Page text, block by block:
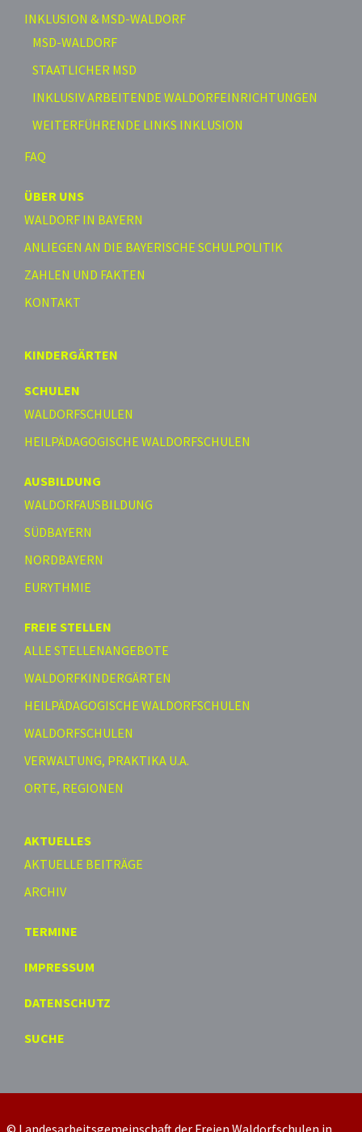
INKLUSION & MSD-WALDORF
MSD-WALDORF
STAATLICHER MSD
INKLUSIV ARBEITENDE WALDORFEINRICHTUNGEN
WEITERFÜHRENDE LINKS INKLUSION
FAQ
ÜBER UNS
WALDORF IN BAYERN
ANLIEGEN AN DIE BAYERISCHE SCHULPOLITIK
ZAHLEN UND FAKTEN
KONTAKT
KINDERGÄRTEN
SCHULEN
WALDORFSCHULEN
HEILPÄDAGOGISCHE WALDORFSCHULEN
AUSBILDUNG
WALDORFAUSBILDUNG
SÜDBAYERN
NORDBAYERN
EURYTHMIE
FREIE STELLEN
ALLE STELLENANGEBOTE
WALDORFKINDERGÄRTEN
HEILPÄDAGOGISCHE WALDORFSCHULEN
WALDORFSCHULEN
VERWALTUNG, PRAKTIKA U.A.
ORTE, REGIONEN
AKTUELLES
AKTUELLE BEITRÄGE
ARCHIV
TERMINE
IMPRESSUM
DATENSCHUTZ
SUCHE
© Landesarbeitsgemeinschaft der Freien Waldorfschulen in